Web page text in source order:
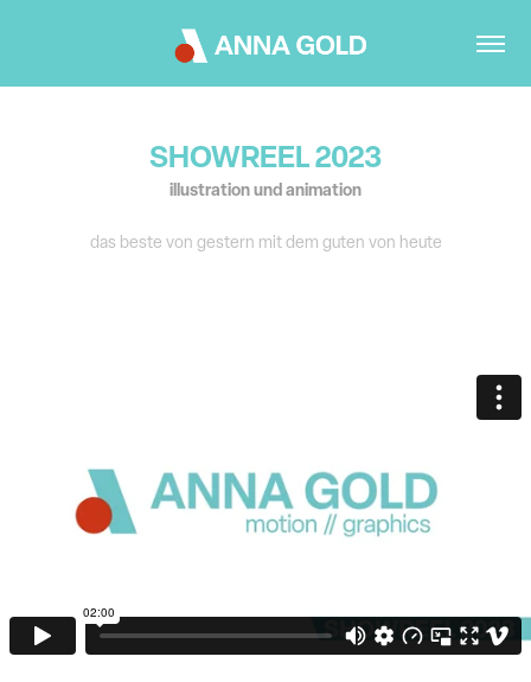
SHOWREEL 2023
illustration und animation
das beste von gestern mit dem guten von heute